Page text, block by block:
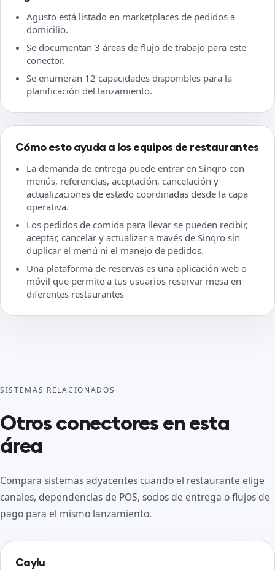
Agusto está listado en marketplaces de pedidos a
domicilio.
Se documentan 3 áreas de flujo de trabajo para este
conector.
Se enumeran 12 capacidades disponibles para la
planificación del lanzamiento.
Cómo esto ayuda a los equipos de restaurantes
La demanda de entrega puede entrar en Sinqro con
menús, referencias, aceptación, cancelación y
actualizaciones de estado coordinadas desde la capa
operativa.
Los pedidos de comida para llevar se pueden recibir,
aceptar, cancelar y actualizar a través de Sinqro sin
duplicar el menú ni el manejo de pedidos.
Una plataforma de reservas es una aplicación web o
móvil que permite a tus usuarios reservar mesa en
diferentes restaurantes
SISTEMAS RELACIONADOS
Otros conectores en esta
área
Compara sistemas adyacentes cuando el restaurante elige
canales, dependencias de POS, socios de entrega o flujos de
pago para el mismo lanzamiento.
Caylu